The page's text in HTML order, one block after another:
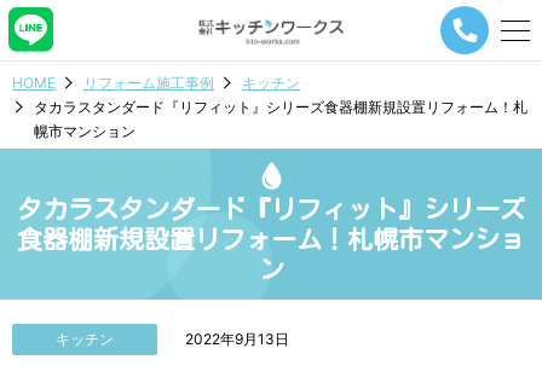
メ
ー
ビ
シ
ョ
タ
HOME リフォーム施工事例
キッチン
タカラスタンダード『リフィット』シリーズ食器棚新規設置リフォーム！札
幌市マンション
タカラスタンダード『リフィット』シリーズ
食器棚新規設置リフォーム！札幌市マンショ
ン
キッチン 2022年9月13日